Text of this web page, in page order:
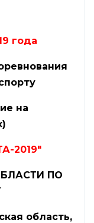
года
на
2019"
ПО
область,